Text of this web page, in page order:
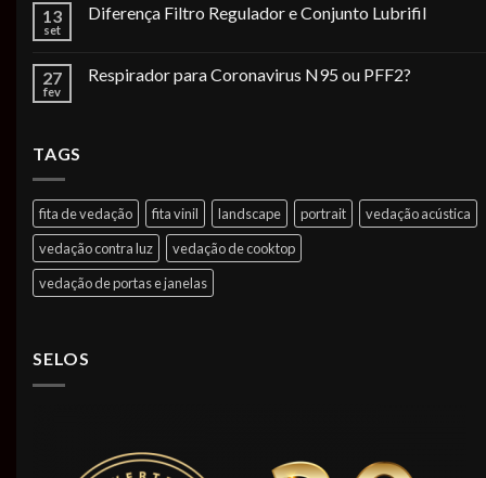
13
set
Diferença Filtro Regulador e Conjunto Lubrifil
27
fev
Respirador para Coronavirus N95 ou PFF2?
TAGS
fita de vedação fita vinil landscape portrait
vedação acústica
vedação contra luz
vedação de cooktop
vedação de portas e janelas
SELOS